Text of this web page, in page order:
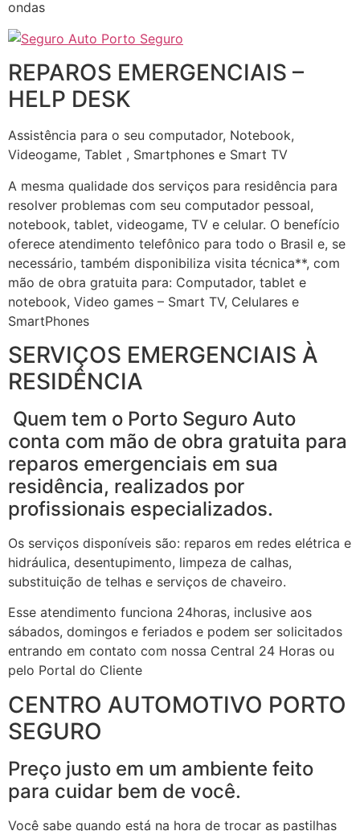
ondas
REPAROS EMERGENCIAIS –
HELP DESK
Assistência para o seu computador, Notebook,
Videogame, Tablet , Smartphones e Smart TV
A mesma qualidade dos serviços para residência para
resolver problemas com seu computador pessoal,
notebook, tablet, videogame, TV e celular. O benefício
oferece atendimento telefônico para todo o Brasil e, se
necessário, também disponibiliza visita técnica**, com
mão de obra gratuita para: Computador, tablet e
notebook, Video games – Smart TV, Celulares e
SmartPhones
SERVIÇOS EMERGENCIAIS À
RESIDÊNCIA
Quem tem o Porto Seguro Auto
conta com mão de obra gratuita para
reparos emergenciais em sua
residência, realizados por
profissionais especializados.
Os serviços disponíveis são: reparos em redes elétrica e
hidráulica, desentupimento, limpeza de calhas,
substituição de telhas e serviços de chaveiro.
Esse atendimento funciona 24horas, inclusive aos
sábados, domingos e feriados e podem ser solicitados
entrando em contato com nossa Central 24 Horas ou
pelo Portal do Cliente
CENTRO AUTOMOTIVO PORTO
SEGURO
Preço justo em um ambiente feito
para cuidar bem de você.
Você sabe quando está na hora de trocar as pastilhas